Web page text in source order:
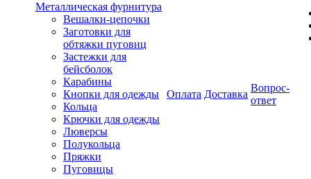
Металлическая фурнитура
Вешалки-цепочки
Заготовки для
обтяжки пуговиц
Застежки для
бейсболок
Карабины
Кнопки для одежды
Кольца
Крючки для одежды
Люверсы
Полукольца
Пряжки
Пуговицы
Оплата Доставка
Вопрос-
ответ